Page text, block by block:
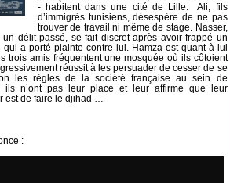
- habitent dans une cité de Lille. Ali, fils
d’immigrés tunisiens, désespère de ne pas
trouver de travail ni même de stage. Nasser,
un délit passé, se fait discret après avoir frappé un
qui a porté plainte contre lui. Hamza est quant à lui
trois amis fréquentent une mosquée où ils côtoient
réussit à les persuader de cesser de se
les règles de la société française au sein de
ils n’ont pas leur place et leur affirme que leur
est de faire le djihad …
: